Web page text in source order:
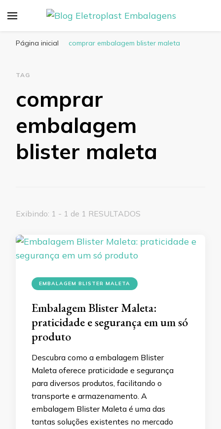
Embalagens
Página inicial comprar embalagem blister maleta
TAG
comprar
embalagem
blister maleta
Exibindo: 1 - 1 de 1 RESULTADOS
EMBALAGEM BLISTER MALETA
Embalagem Blister Maleta:
praticidade e segurança em um só
produto
Descubra como a embalagem Blister
Maleta oferece praticidade e segurança
para diversos produtos, facilitando o
transporte e armazenamento. A
embalagem Blister Maleta é uma das
tantas soluções existentes no mercado